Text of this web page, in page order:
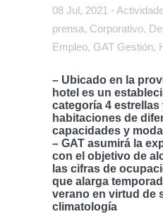
08 Jul, 2021 -
prensa, Corporativo,
Empleo, GAT Gestión,
– Ubicado en la
hotel es un
categoría 4
habitaciones de
capacidades y
– GAT asumirá la
con el objetivo de
las cifras de
que alarga
verano en virtud de
climatología